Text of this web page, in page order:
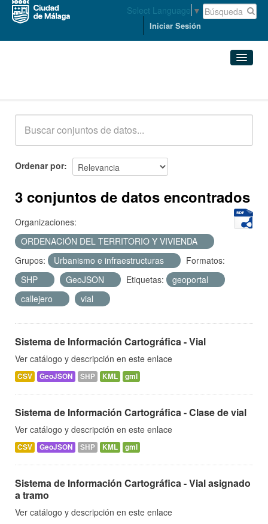
Select Language ▼
Iniciar Sesión
Acerca de
Ordenar por
3 conjuntos de datos encontrados
Organizaciones:
ORDENACIÓN DEL TERRITORIO Y VIVIENDA
Grupos:
Urbanismo e infraestructuras
Formatos:
SHP
GeoJSON Etiquetas:
geoportal
callejero
vial
Sistema de Información Cartográfica - Vial
Ver catálogo y descripción en este enlace
CSV GeoJSON SHP KML gml
Sistema de Información Cartográfica - Clase de vial
Ver catálogo y descripción en este enlace
CSV GeoJSON SHP KML gml
Sistema de Información Cartográfica - Vial asignado
a tramo
Ver catálogo y descripción en este enlace